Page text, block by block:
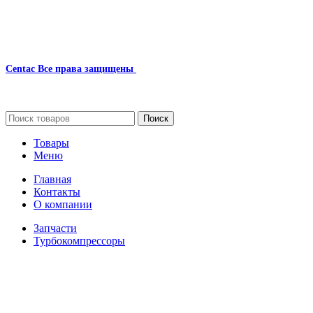
Centac Все права защищены
Поиск
Товары
Меню
Главная
Контакты
О компании
Запчасти
Турбокомпрессоры